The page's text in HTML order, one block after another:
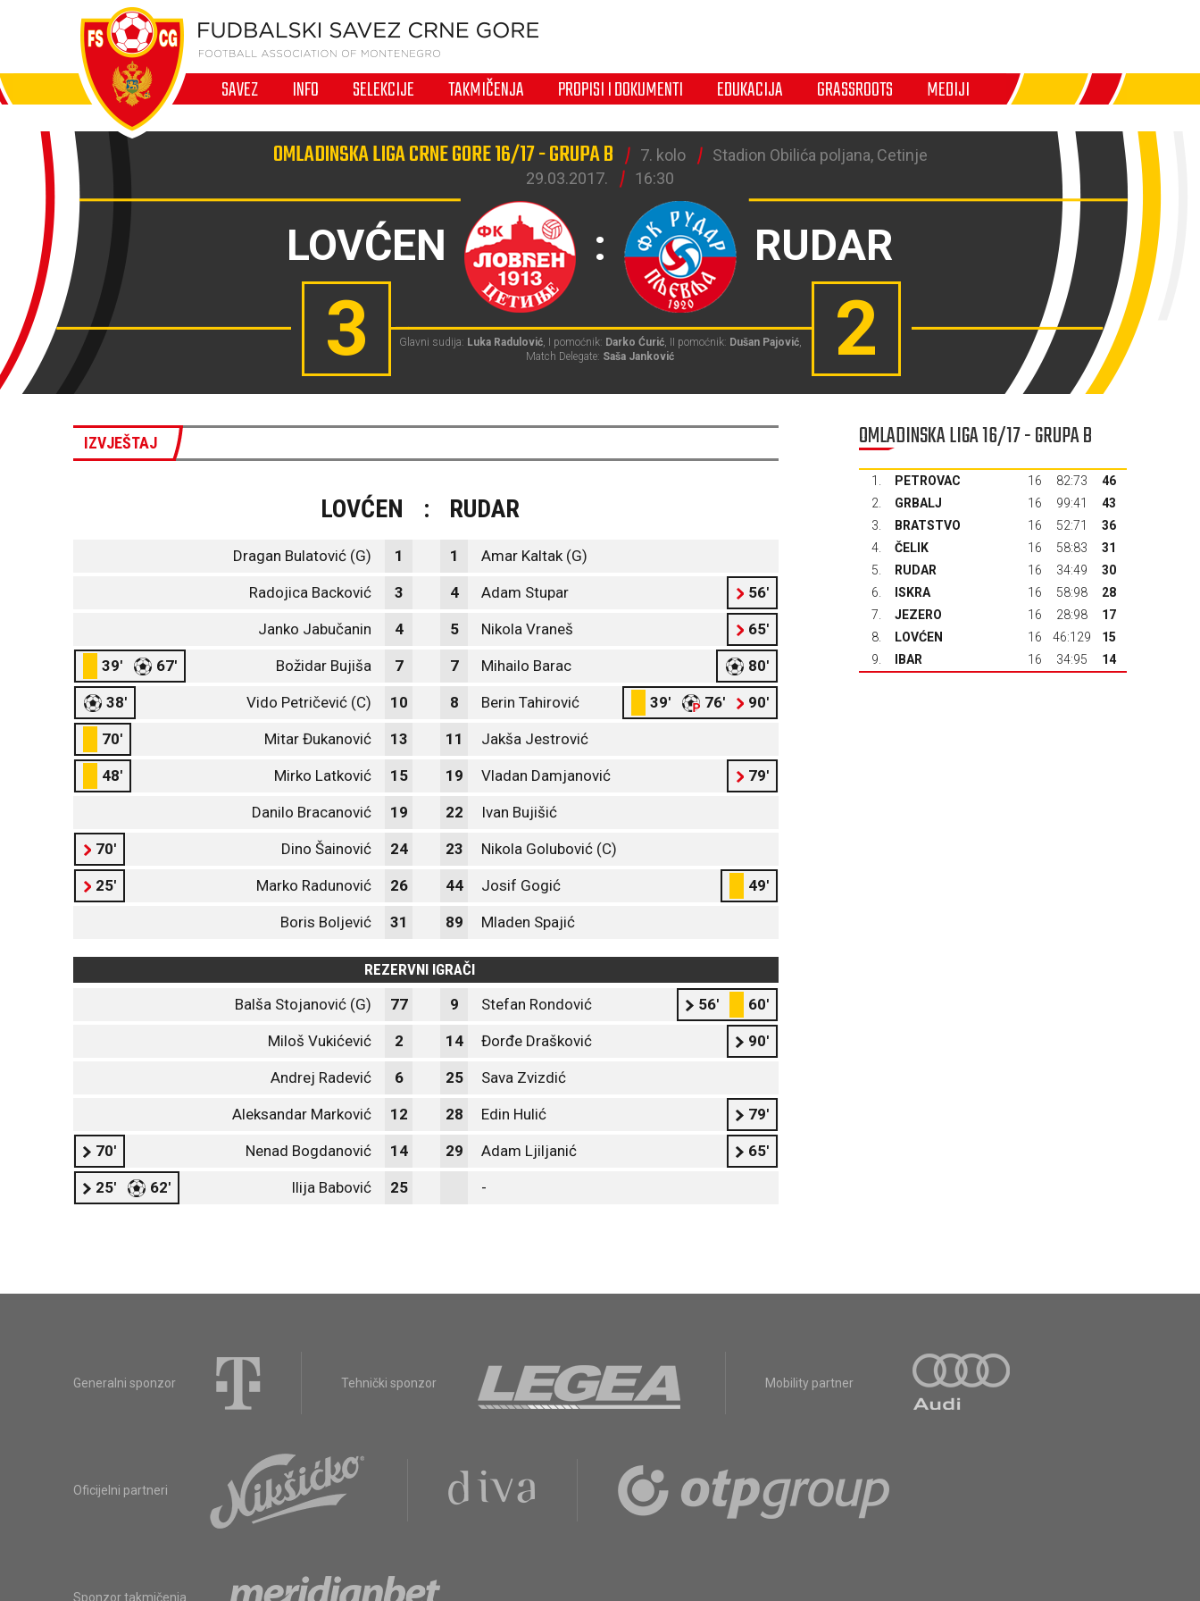
SAVEZ INFO SELEKCIJE TAKMIČENJA PROPISI I DOKUMENTI EDUKACIJA GRASSROOTS MEDIJI
OMLADINSKA LIGA CRNE GORE 16/17 - GRUPA B 7. kolo
Stadion Obilića poljana, Cetinje
29.03.2017.
16:30
LOVĆEN : RUDAR
3 2
Glavni sudija: Luka Radulović, I pomoćnik: Darko Ćurić, II pomoćnik: Dušan Pajović,
Match Delegate: Saša Janković
IZVJEŠTAJ
LOVĆEN : RUDAR
Dragan Bulatović (G) 1 1 Amar Kaltak (G)
Radojica Backović 3 4 Adam Stupar 56'
Janko Jabučanin 4 5 Nikola Vraneš 65'
39' 67' Božidar Bujiša 7 7 Mihailo Barac 80'
38' Vido Petričević (C) 10 8 Berin Tahirović 39' 76' 90'
70' Mitar Đukanović 13 11 Jakša Jestrović
48' Mirko Latković 15 19 Vladan Damjanović 79'
Danilo Bracanović 19 22 Ivan Bujišić
70' Dino Šainović 24 23 Nikola Golubović (C)
25' Marko Radunović 26 44 Josif Gogić 49'
Boris Boljević 31 89 Mladen Spajić
REZERVNI IGRAČI
Balša Stojanović (G)
77 9 Stefan Rondović 56' 60'
Miloš Vukićević 2 14 Đorđe Drašković 90'
Andrej Radević 6 25 Sava Zvizdić
Aleksandar Marković 12 28 Edin Hulić 79'
70' Nenad Bogdanović 14 29 Adam Ljiljanić 65'
25' 62' Ilija Babović 25 -
OMLADINSKA LIGA 16/17 - GRUPA B
1. PETROVAC 16 82:73
46
2.
GRBALJ 16 99:41
43
3.
BRATSTVO 16 52:71
36
4.
ČELIK 16 58:83
31
5.
RUDAR 16 34:49
30
6.
ISKRA 16 58:98
28
7.
JEZERO 16 28:98
17
8.
LOVĆEN 16 46:129
15
9.
IBAR 16 34:95 14
Generalni sponzor Tehnički sponzor Mobility partner
Oficijelni partneri
Sponzor takmičenja